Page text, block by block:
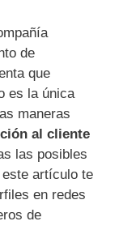
de
que
es la única
maneras
al cliente
las posibles
artículo te
en redes
de